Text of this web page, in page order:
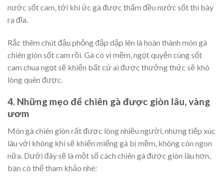
nước sốt cam, tới khi ức gà được thấm đều nước sốt thì bày
ra đĩa.
Rắc thêm chút đậu phộng đập dập lên là hoàn thành món gà
chiên giòn sốt cam rồi. Gà có vị mềm, ngọt quyện cùng sốt
cam chua ngọt sẽ khiến bất cứ ai được thưởng thức sẽ khó
lòng quên được.
4. Những mẹo để chiên gà được giòn lâu, vàng
ươm
Món gà chiên giòn rất được lòng nhiều người, nhưng tiếp xúc
lâu với không khí sẽ khiến miếng gà bị mềm, không còn ngon
nữa. Dưới đây sẽ là một số cách chiên gà được giòn lâu hơn,
bạn có thể tham khảo nhé: